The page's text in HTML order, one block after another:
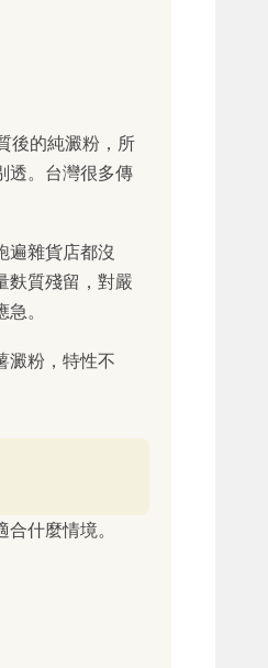
後的純澱粉，所
透。台灣很多傳
遍雜貨店都沒
麩質殘留，對嚴
。
澱粉，特性不
什麼情境。